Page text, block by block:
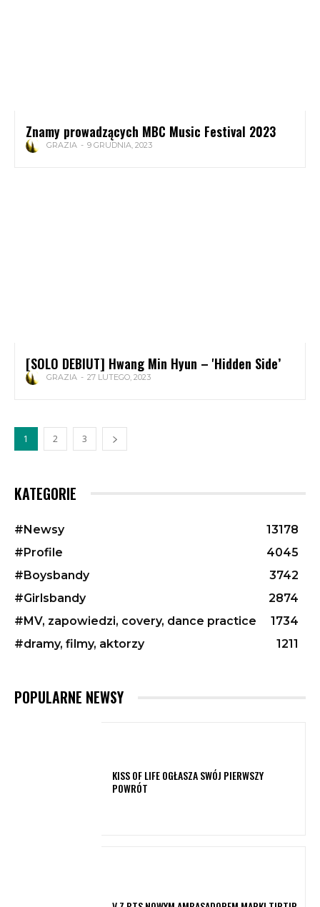
Znamy prowadzących MBC Music Festival 2023
GRAZIA - 9 GRUDNIA, 2023
[SOLO DEBIUT] Hwang Min Hyun – 'Hidden Side’
GRAZIA - 27 LUTEGO, 2023
1 2 3
KATEGORIE
#Newsy
13178
#Profile
4045
#Boysbandy
3742
#Girlsbandy
2874
#MV, zapowiedzi, covery, dance practice
1734
#dramy, filmy, aktorzy
1211
POPULARNE NEWSY
KISS OF LIFE OGŁASZA SWÓJ PIERWSZY
POWRÓT